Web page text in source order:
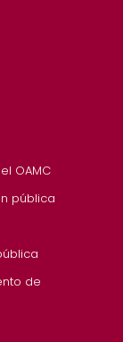
OAMC
pública
de